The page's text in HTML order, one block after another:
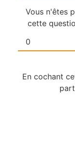
Vous n'êtes
cette
En cochant